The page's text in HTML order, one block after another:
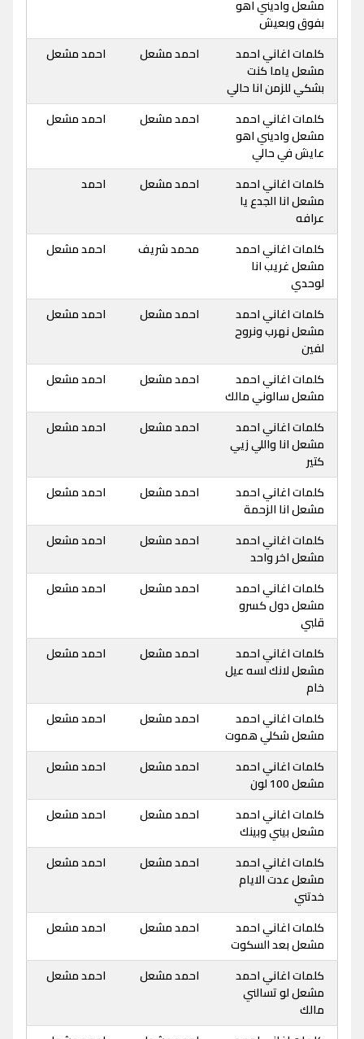
مشعل واديني اهو
بفوق وبعيش
كلمات اغاني احمد
مشعل ياما كنت
بشكي للزمن انا حالي
احمد مشعل احمد مشعل
كلمات اغاني احمد
مشعل واديني اهو
عايش في حالي
احمد مشعل احمد مشعل
كلمات اغاني احمد
مشعل انا الجدع يا
عرافه
احمد مشعل احمد
كلمات اغاني احمد
مشعل غريب انا
لوحدي
محمد شريف احمد مشعل
كلمات اغاني احمد
مشعل نهرب ونروح
لفين
احمد مشعل احمد مشعل
كلمات اغاني احمد
مشعل سالوني مالك
احمد مشعل احمد مشعل
كلمات اغاني احمد
مشعل انا واللي زيي
كتير
احمد مشعل احمد مشعل
كلمات اغاني احمد
مشعل انا الزحمة
احمد مشعل احمد مشعل
كلمات اغاني احمد
مشعل اخر واحد
احمد مشعل احمد مشعل
كلمات اغاني احمد
مشعل دول كسرو
قلبي
احمد مشعل احمد مشعل
كلمات اغاني احمد
مشعل لانك لسه عيل
خام
احمد مشعل احمد مشعل
كلمات اغاني احمد
مشعل شكلي هموت
احمد مشعل احمد مشعل
كلمات اغاني احمد
مشعل 100 لون
احمد مشعل احمد مشعل
كلمات اغاني احمد
مشعل بيني وبينك
احمد مشعل احمد مشعل
كلمات اغاني احمد
مشعل عدت الايام
خدتني
احمد مشعل احمد مشعل
كلمات اغاني احمد
مشعل بعد السكوت
احمد مشعل احمد مشعل
كلمات اغاني احمد
مشعل لو تسالني
مالك
احمد مشعل احمد مشعل